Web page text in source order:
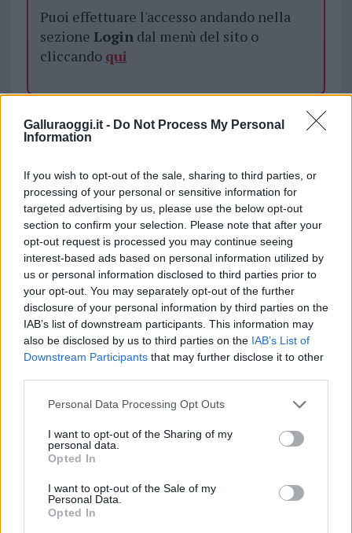
Galluraoggi.it - Do Not Process My Personal
Information
If you wish to opt-out of the sale, sharing to third parties, or
processing of your personal or sensitive information for
targeted advertising by us, please use the below opt-out
section to confirm your selection. Please note that after your
opt-out request is processed you may continue seeing
interest-based ads based on personal information utilized by
us or personal information disclosed to third parties prior to
your opt-out. You may separately opt-out of the further
disclosure of your personal information by third parties on the
IAB’s list of downstream participants. This information may
also be disclosed by us to third parties on the IAB’s List of
Downstream Participants that may further disclose it to other
Please note that this website/app uses one or more Google
not limited to your visit or usage behaviour. You may click to
grant or deny consent to Google and its third-party tags to
use your data for below specified purposes in below Google
consent section.
Personal Data Processing Opt Outs
I want to opt-out of the Sharing of my
personal data.
Opted In
I want to opt-out of the Sale of my
Personal Data.
Opted In
Puoi effettuare l'accesso andando nella
sezione Logindal menù del sito o
cliccando qui
Ordinanza Golfo Aranci
Tar Sardegna
Notizie in tempo reale?
Entra nel canale telegram di
GalluraOggi.it
Inviaci le tue segnalazioni,
i tuoi video e le tue foto
Su WhatsApp al numero +39
345 356 7512
Ricevi le nostre ultime news
daGoogle News